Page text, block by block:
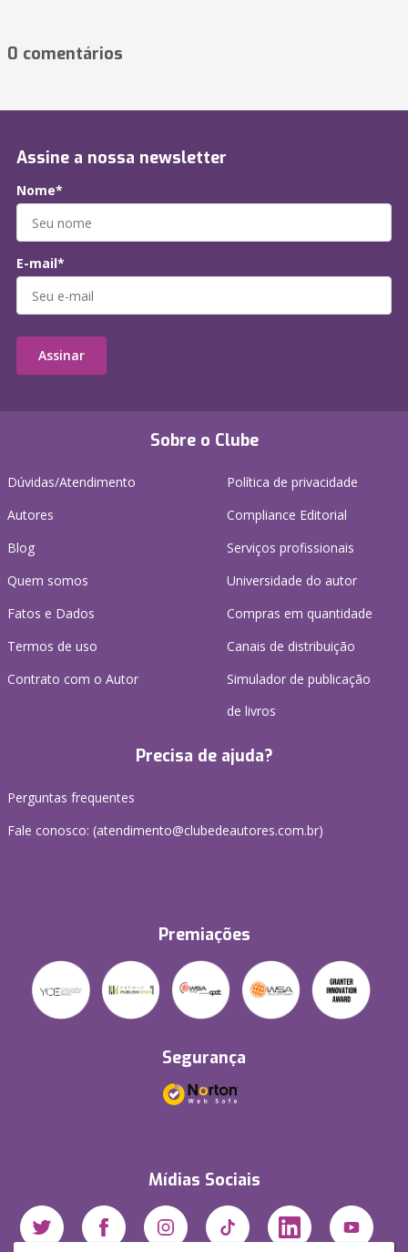
0 comentários
Sobre o Clube
Dúvidas/Atendimento
Autores
Blog
Quem somos
Fatos e Dados
Termos de uso
Contrato com o Autor
Política de privacidade
Compliance Editorial
Serviços profissionais
Universidade do autor
Compras em quantidade
Canais de distribuição
Simulador de publicação
de livros
Precisa de ajuda?
Perguntas frequentes
Fale conosco: (atendimento@clubedeautores.com.br)
Premiações
Segurança
Mídias Sociais
Assine a nossa newsletter
Nome*
E-mail*
Assinar